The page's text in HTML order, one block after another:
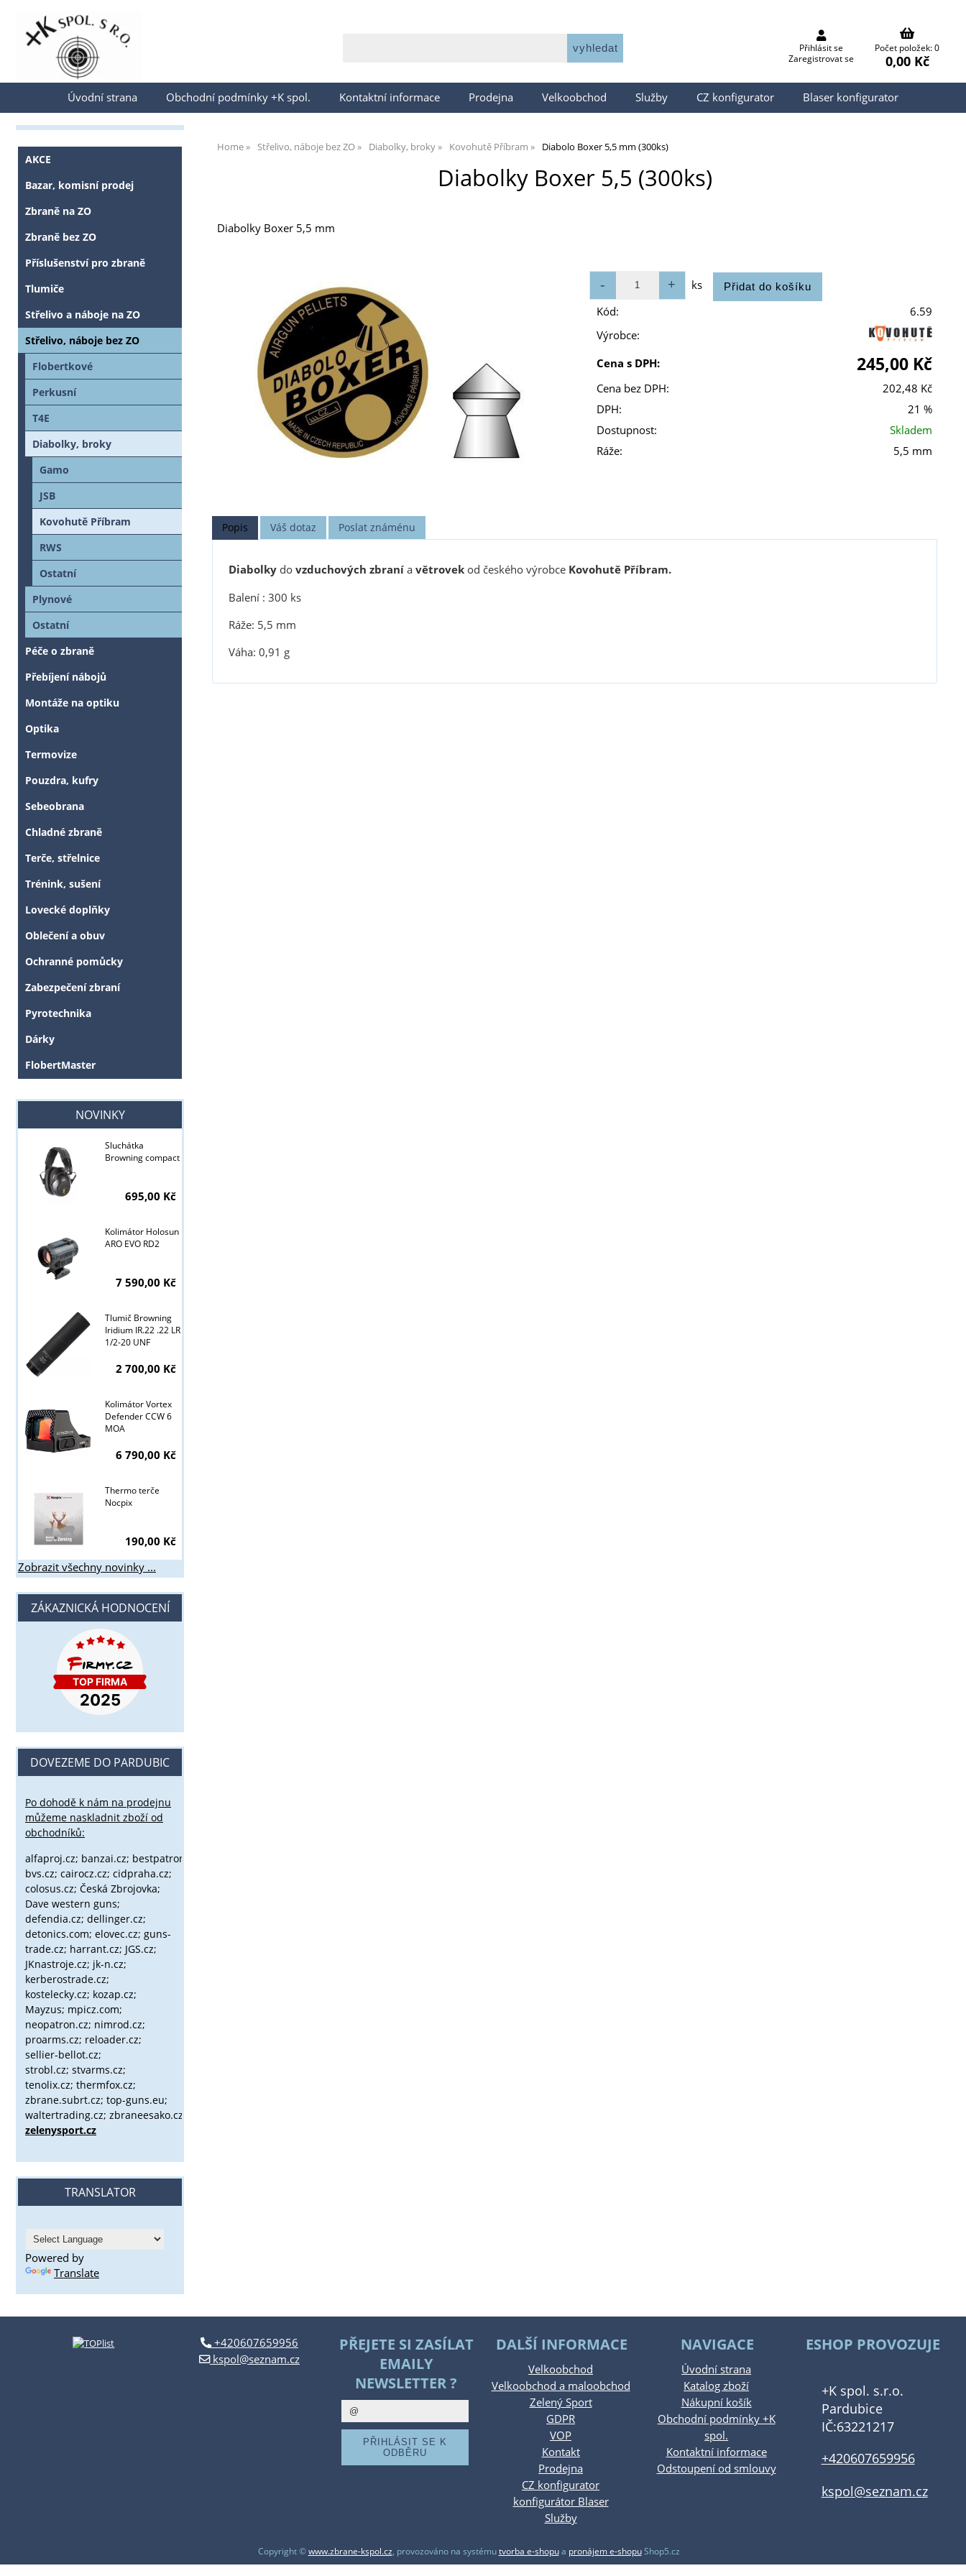
Přihlásit se
Přihlásit se
Zaregistrovat se
Počet položek: 0
0,00 Kč
Úvodní strana Obchodní podmínky +K spol. Kontaktní informace Prodejna Velkoobchod Služby CZ konfigurator Blaser konfigurator
Home Střelivo, náboje bez ZO Diabolky, broky Kovohutě Příbram Diabolo Boxer 5,5 mm (300ks)
Diabolky Boxer 5,5 (300ks)
Diabolky Boxer 5,5 mm
ks
Kód:
6.59
Výrobce:
Cena s DPH:
245,00 Kč
Cena bez DPH:
202,48 Kč
DPH:
21 %
Dostupnost:
Skladem
Ráže:
5,5 mm
Popis Váš dotaz Poslat známénu
Diabolky dovzduchových zbraníavětrovekod českého výrobce Kovohutě Příbram.
Balení : 300 ks
Ráže: 5,5 mm
Váha: 0,91 g
AKCE
Bazar, komisní prodej
Zbraně na ZO
Zbraně bez ZO
Příslušenství pro zbraně
Tlumiče
Střelivo a náboje na ZO
Střelivo, náboje bez ZO
Flobertkové
Perkusní
T4E
Diabolky, broky
Gamo
JSB
Kovohutě Příbram
RWS
Ostatní
Plynové
Ostatní
Péče o zbraně
Přebíjení nábojů
Montáže na optiku
Optika
Termovize
Pouzdra, kufry
Sebeobrana
Chladné zbraně
Terče, střelnice
Trénink, sušení
Lovecké doplňky
Oblečení a obuv
Ochranné pomůcky
Zabezpečení zbraní
Pyrotechnika
Dárky
FlobertMaster
NOVINKY
Sluchátka
Browning compact
695,00 Kč
Kolimátor Holosun
ARO EVO RD2
7 590,00 Kč
Tlumič Browning
Iridium IR.22 .22 LR
1/2-20 UNF
2 700,00 Kč
Kolimátor Vortex
Defender CCW 6
MOA
6 790,00 Kč
Thermo terče
Nocpix
190,00 Kč
Zobrazit všechny novinky ...
ZÁKAZNICKÁ HODNOCENÍ
DOVEZEME DO PARDUBIC
Po dohodě k nám na prodejnu
můžeme naskladnit zboží od
obchodníků:
alfaproj.cz; banzai.cz; bestpatron.eu;
bvs.cz; cairocz.cz; cidpraha.cz;
colosus.cz; Česká Zbrojovka;
Dave western guns;
defendia.cz; dellinger.cz;
detonics.com; elovec.cz; guns-
trade.cz; harrant.cz; JGS.cz;
JKnastroje.cz; jk-n.cz;
kerberostrade.cz;
kostelecky.cz; kozap.cz;
Mayzus; mpicz.com;
neopatron.cz; nimrod.cz;
proarms.cz; reloader.cz;
sellier-bellot.cz;
strobl.cz; stvarms.cz;
tenolix.cz; thermfox.cz;
zbrane.subrt.cz; top-guns.eu;
waltertrading.cz; zbraneesako.cz;
zelenysport.cz
TRANSLATOR
Powered by
Translate
+420607659956
kspol@seznam.cz
PŘEJETE SI ZASÍLAT
EMAILY
NEWSLETTER ?
DALŠÍ INFORMACE
Velkoobchod
Velkoobchod a maloobchod
Zelený Sport
GDPR
VOP
Kontakt
Prodejna
CZ konfigurator
konfigurátor Blaser
Služby
NAVIGACE
Úvodní strana
Katalog zboží
Nákupní košík
Obchodní podmínky +K
spol.
Kontaktní informace
Odstoupení od smlouvy
ESHOP PROVOZUJE
+K spol. s.r.o.
Pardubice
IČ:63221217
+420607659956
kspol@seznam.cz
Copyright ©www.zbrane-kspol.cz, provozováno na systémutvorba e-shopua pronájem e-shopuShop5.cz